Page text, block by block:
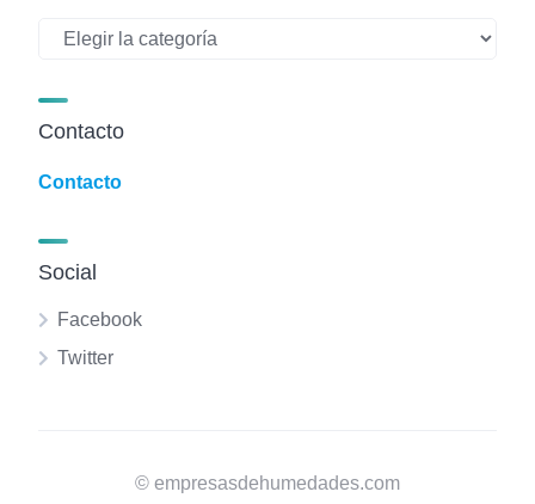
Blog
Contacto
Contacto
Social
Facebook
Twitter
© empresasdehumedades.com